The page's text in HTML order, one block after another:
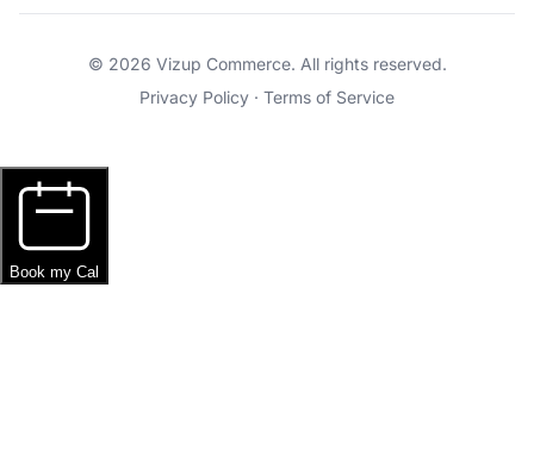
© 2026 Vizup Commerce. All rights reserved.
Privacy Policy · Terms of Service